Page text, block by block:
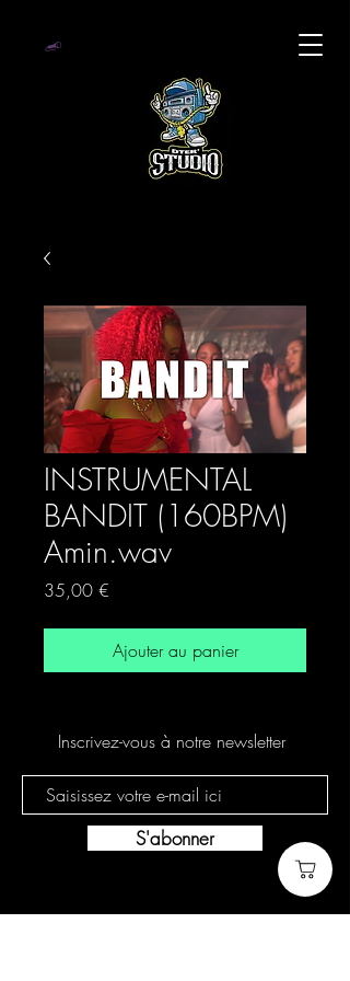
INSTRUMENTAL
BANDIT (160BPM)
Amin.wav
35,00 €
Ajouter au panier
Inscrivez-vous à notre newsletter
S'abonner